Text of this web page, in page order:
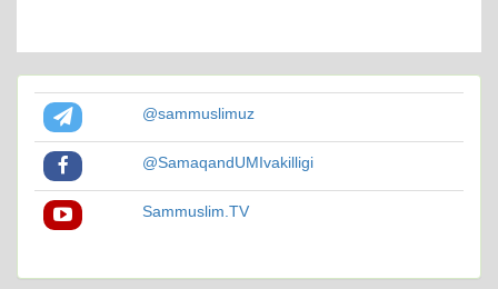
@sammuslimuz
@SamaqandUMIvakilligi
Sammuslim.TV